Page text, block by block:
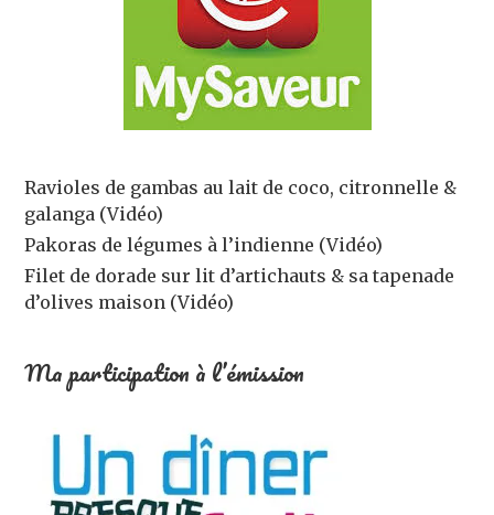
Ravioles de gambas au lait de coco, citronnelle &
galanga (Vidéo)
Pakoras de légumes à l’indienne (Vidéo)
Filet de dorade sur lit d’artichauts & sa tapenade
d’olives maison (Vidéo)
Ma participation à l’émission